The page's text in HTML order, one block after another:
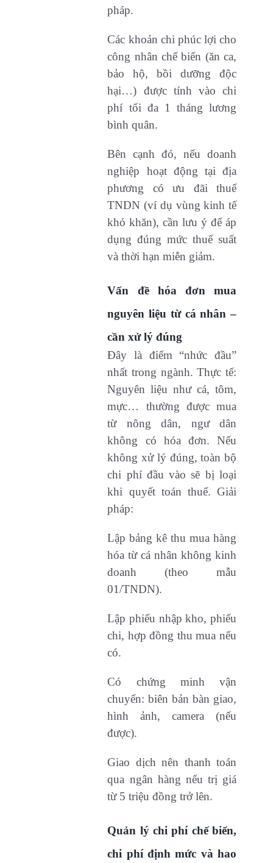
pháp.
Các khoản chi phúc lợi cho
công nhân chế biến (ăn ca,
bảo hộ, bồi dưỡng độc
hại…) được tính vào chi
phí tối đa 1 tháng lương
bình quân.
Bên cạnh đó, nếu doanh
nghiệp hoạt động tại địa
phương có ưu đãi thuế
TNDN (ví dụ vùng kinh tế
khó khăn), cần lưu ý để áp
dụng đúng mức thuế suất
và thời hạn miễn giảm.
Vấn đề hóa đơn mua
nguyên liệu từ cá nhân –
cần xử lý đúng
Đây là điểm “nhức đầu”
nhất trong ngành. Thực tế:
Nguyên liệu như cá, tôm,
mực… thường được mua
từ nông dân, ngư dân
không có hóa đơn. Nếu
không xử lý đúng, toàn bộ
chi phí đầu vào sẽ bị loại
khi quyết toán thuế. Giải
pháp:
Lập bảng kê thu mua hàng
hóa từ cá nhân không kinh
doanh (theo mẫu
01/TNDN).
Lập phiếu nhập kho, phiếu
chi, hợp đồng thu mua nếu
có.
Có chứng minh vận
chuyển: biên bản bàn giao,
hình ảnh, camera (nếu
được).
Giao dịch nên thanh toán
qua ngân hàng nếu trị giá
từ 5 triệu đồng trở lên.
Quản lý chi phí chế biến,
chi phí định mức và hao